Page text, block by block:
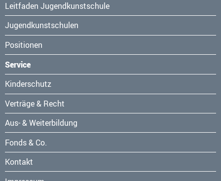
Leitfaden Jugendkunstschule
Jugendkunstschulen
Positionen
Service
Navigation
überspringen
Kinderschutz
Verträge & Recht
Aus- & Weiterbildung
Fonds & Co.
Kontakt